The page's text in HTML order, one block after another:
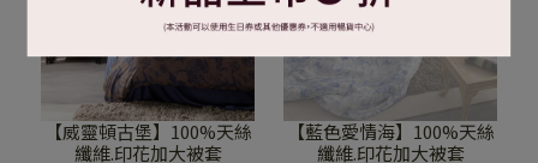
【威靈頓古堡】100%天絲
纖維.印花加大被套
【藍色愛情海】100%天絲
纖維.印花加大被套